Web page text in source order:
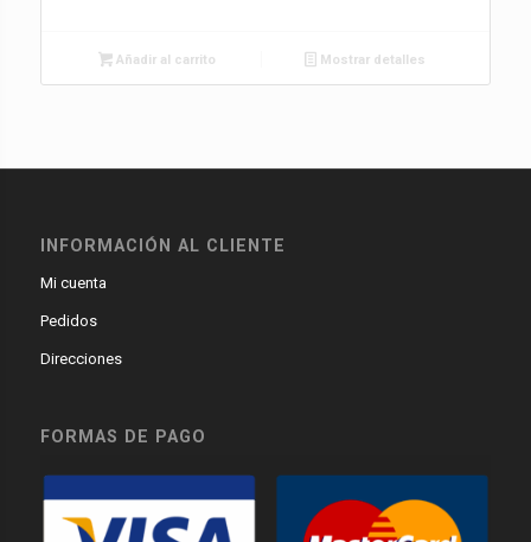
Añadir al carrito Mostrar detalles
INFORMACIÓN AL CLIENTE
Mi cuenta
Pedidos
Direcciones
FORMAS DE PAGO